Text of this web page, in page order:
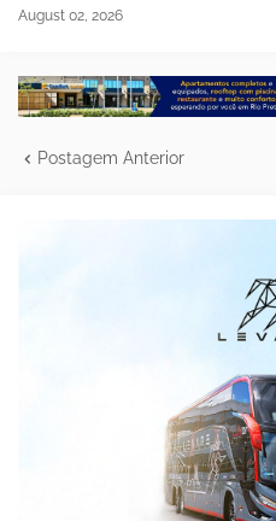
August 02, 2026
Postagem Anterior